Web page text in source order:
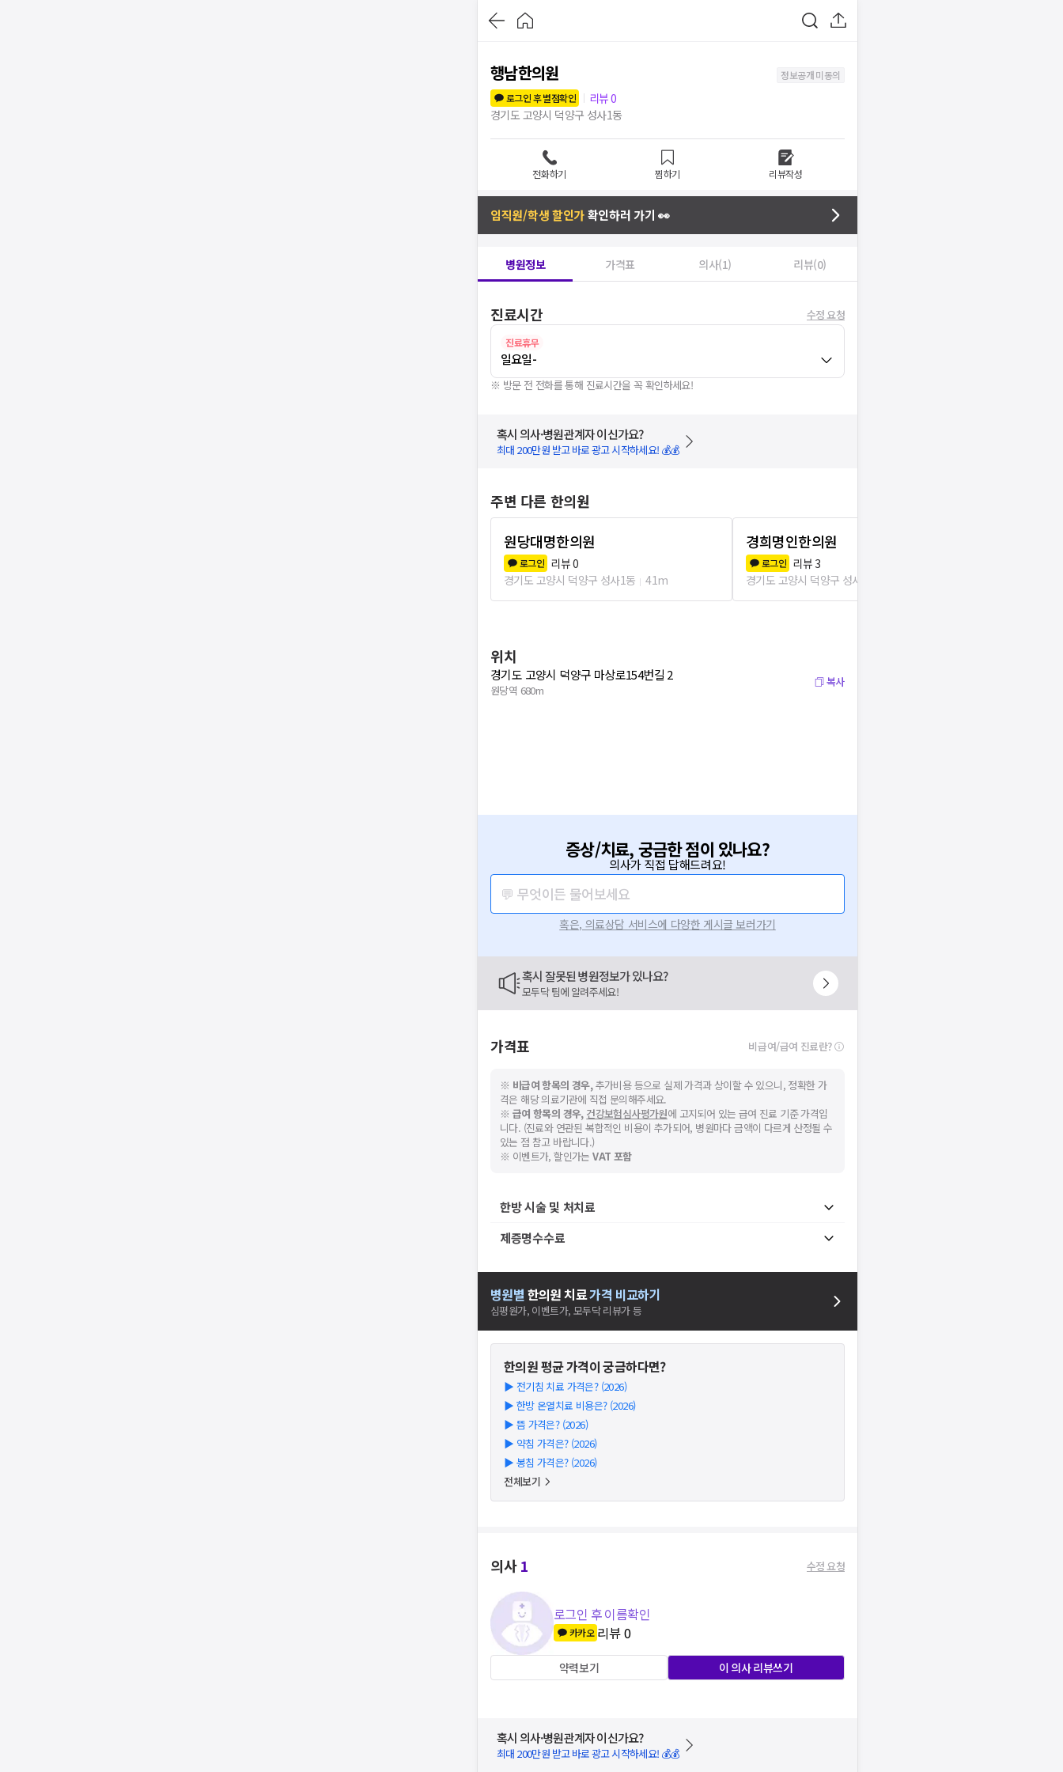
행남한의원
정보공개 미동의
로그인 후 별점확인
리뷰0
경기도 고양시 덕양구 성사1동
전화하기 찜하기 리뷰작성
임직원/학생 할인가확인하러 가기 👀
병원정보 가격표 의사(1) 리뷰(0)
진료시간 수정 요청
진료휴무
일요일-
※ 방문 전 전화를 통해 진료시간을 꼭 확인하세요!
혹시 의사·병원관계자 이신가요?
최대 200만원 받고 바로 광고 시작하세요! 💰💰
주변 다른 한의원
원당대명한의원
로그인 리뷰0
경기도 고양시 덕양구 성사1동
41m
경희명인한의원
로그인 리뷰 3
경기도 고양시 덕양구 성사1동
위치
경기도 고양시 덕양구 마상로154번길 2
원당역 680m
복사
증상/치료, 궁금한 점이 있나요?
의사가 직접 답해드려요!
💬 무엇이든 물어보세요
혹은, 의료상담 서비스에 다양한 게시글 보러가기
혹시 잘못된 병원정보가 있나요?
모두닥 팀에 알려주세요!
가격표 비급여/급여 진료란?
※ 비급여 항목의 경우,추가비용 등으로 실제 가격과 상이할 수 있으니, 정확한 가
격은 해당 의료기관에 직접 문의해주세요.
※ 급여 항목의 경우, 건강보험심사평가원에 고지되어 있는 급여 진료 기준 가격입
니다. (진료와 연관된 복합적인 비용이 추가되어, 병원마다 금액이 다르게 산정될 수
있는 점 참고 바랍니다.)
※ 이벤트가, 할인가는VAT 포함
한방 시술 및 처치료
제증명수수료
병원별 한의원치료가격 비교하기
심평원가, 이벤트가, 모두닥 리뷰가 등
한의원평균 가격이 궁금하다면?
▶ 전기침 치료 가격은? (2026)
▶ 한방 온열치료 비용은? (2026)
▶ 뜸 가격은? (2026)
▶ 약침 가격은? (2026)
▶ 봉침 가격은? (2026)
전체보기
의사1 수정 요청
로그인 후 이름확인
카카오 리뷰0
약력보기 이 의사 리뷰쓰기
혹시 의사·병원관계자 이신가요?
최대 200만원 받고 바로 광고 시작하세요! 💰💰